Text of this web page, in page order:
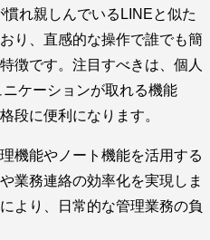
れ親しんでいるLINEと似た
り、直感的な操作で誰でも簡
徴です。注目すべきは、個人
ケーションが取れる機能
段に便利になります。
機能やノート機能を活用する
業務連絡の効率化を実現しま
より、日常的な管理業務の負